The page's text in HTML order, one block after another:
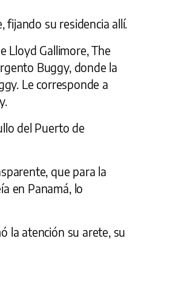
fijando su residencia allí.
Lloyd Gallimore, The
Buggy, donde la
Le corresponde a
del Puerto de
que para la
en Panamá, lo
la atención su arete, su